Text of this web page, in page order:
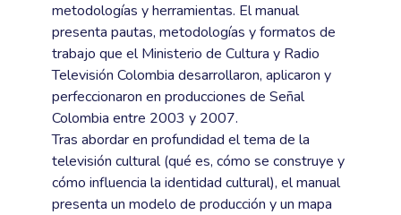
metodologías y herramientas. El manual
presenta pautas, metodologías y formatos de
trabajo que el Ministerio de Cultura y Radio
Televisión Colombia desarrollaron, aplicaron y
perfeccionaron en producciones de Señal
Colombia entre 2003 y 2007.
Tras abordar en profundidad el tema de la
televisión cultural (qué es, cómo se construye y
cómo influencia la identidad cultural), el manual
presenta un modelo de producción y un mapa